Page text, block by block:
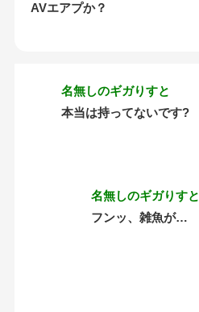
AVエアプか？
名無しのギガりすと
本当は持ってないです?
名無しのギガりすと
フンッ、雑魚が…